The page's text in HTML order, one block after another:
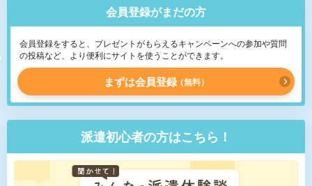
会員登録がまだの方
会員登録をすると、プレゼントがもらえるキャンペーンへの参加や質問
の投稿など、より便利にサイトを使うことができます。
まずは会員登録 無料
派遣初心者の方はこちら！